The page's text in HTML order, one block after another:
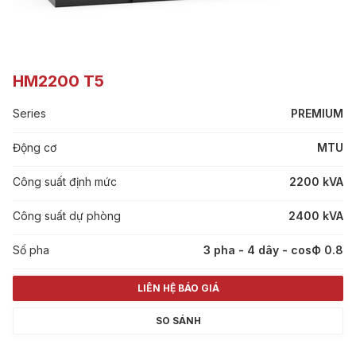
HM2200 T5
Series PREMIUM
Động cơ MTU
Công suất định mức 2200 kVA
Công suất dự phòng 2400 kVA
Số pha 3 pha - 4 dây - cosФ 0.8
LIÊN HỆ BÁO GIÁ
SO SÁNH